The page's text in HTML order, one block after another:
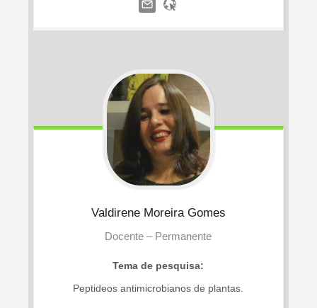
Valdirene Moreira Gomes
Docente – Permanente
Tema de pesquisa:
Peptideos antimicrobianos de plantas.